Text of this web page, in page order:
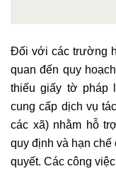
Đối với các trường
quan đến quy
thiếu giấy tờ pháp
cung cấp dịch vụ
các xã) nhằm hỗ
quy định và hạn chế
quyết. Các công